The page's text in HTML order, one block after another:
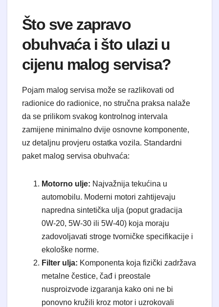
Što sve zapravo
obuhvaća i što ulazi u
cijenu malog servisa?
Pojam malog servisa može se razlikovati od
radionice do radionice, no stručna praksa nalaže
da se prilikom svakog kontrolnog intervala
zamijene minimalno dvije osnovne komponente,
uz detaljnu provjeru ostatka vozila. Standardni
paket malog servisa obuhvaća:
Motorno ulje: Najvažnija tekućina u
automobilu. Moderni motori zahtijevaju
napredna sintetička ulja (poput gradacija
0W-20, 5W-30 ili 5W-40) koja moraju
zadovoljavati stroge tvorničke specifikacije i
ekološke norme.
Filter ulja: Komponenta koja fizički zadržava
metalne čestice, čađ i preostale
nusproizvode izgaranja kako oni ne bi
ponovno kružili kroz motor i uzrokovali